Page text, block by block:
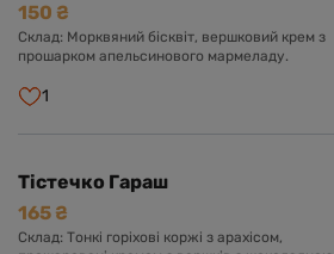
150 ₴
Склад: Морквяний бісквіт, вершковий крем з
прошарком апельсинового мармеладу.
1
Тістечко Гараш
165 ₴
Склад: Тонкі горіхові коржі з арахісом,